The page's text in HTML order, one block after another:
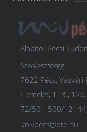
Alapító: Pécsi
Szerkesztőség
7622 Pécs, Vasvári
I. emelet, 118.,
72/501-500/
univpecs@pte.hu